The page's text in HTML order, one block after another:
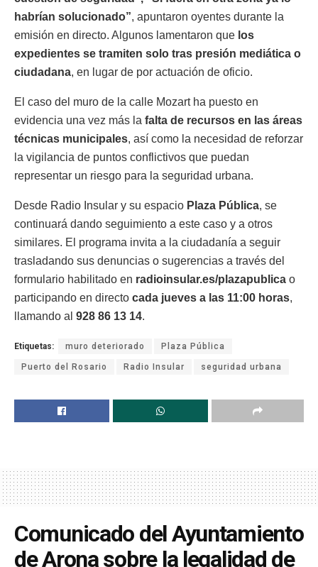
habrían solucionado”, apuntaron oyentes durante la
emisión en directo. Algunos lamentaron que los
expedientes se tramiten solo tras presión mediática o
ciudadana, en lugar de por actuación de oficio.
El caso del muro de la calle Mozart ha puesto en
evidencia una vez más la falta de recursos en las áreas
técnicas municipales, así como la necesidad de reforzar
la vigilancia de puntos conflictivos que puedan
representar un riesgo para la seguridad urbana.
Desde Radio Insular y su espacio Plaza Pública, se
continuará dando seguimiento a este caso y a otros
similares. El programa invita a la ciudadanía a seguir
trasladando sus denuncias o sugerencias a través del
formulario habilitado en radioinsular.es/plazapublica o
participando en directo cada jueves a las 11:00 horas,
llamando al 928 86 13 14.
Etiquetas: muro deteriorado Plaza Pública
Puerto del Rosario Radio Insular seguridad urbana
Comunicado del Ayuntamiento
de Arona sobre la legalidad de